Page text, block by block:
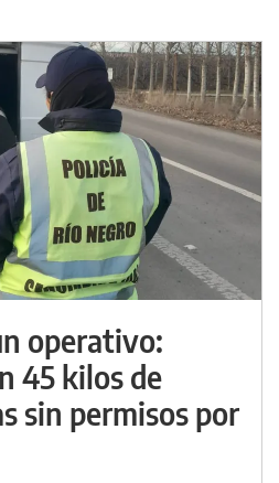
operativo:
45 kilos de
sin permisos por